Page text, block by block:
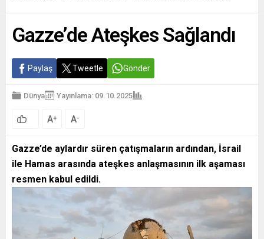
Gazze’de Ateşkes Sağlandı
Paylaş Tweetle Gönder
Dünya Yayınlama: 09.10.2025
A+ A-
Gazze’de aylardır süren çatışmaların ardından, İsrail
ile Hamas arasında ateşkes anlaşmasının ilk aşaması
resmen kabul edildi.